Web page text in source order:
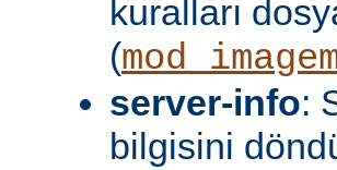
kuralları
(
server-info:
bilgisini